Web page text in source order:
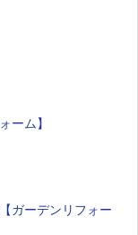
ーム】
ガーデンリフォー